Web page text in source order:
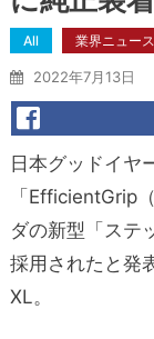
All 業界ニュース
2022年7月13日
日本グッドイヤ
「EfficientGrip
ダの新型「ステ
採用されたと発
XL。